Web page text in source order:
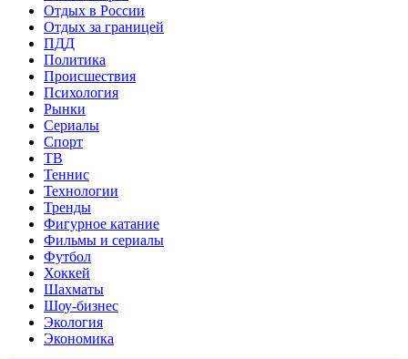
Отдых в России
Отдых за границей
ПДД
Политика
Происшествия
Психология
Рынки
Сериалы
Спорт
ТВ
Теннис
Технологии
Тренды
Фигурное катание
Фильмы и сериалы
Футбол
Хоккей
Шахматы
Шоу-бизнес
Экология
Экономика